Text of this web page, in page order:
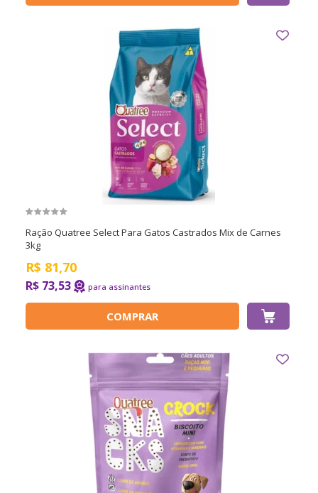
Ração Quatree Select Para Gatos Castrados Mix de Carnes
3kg
R$ 81,70
R$ 73,53
COMPRAR